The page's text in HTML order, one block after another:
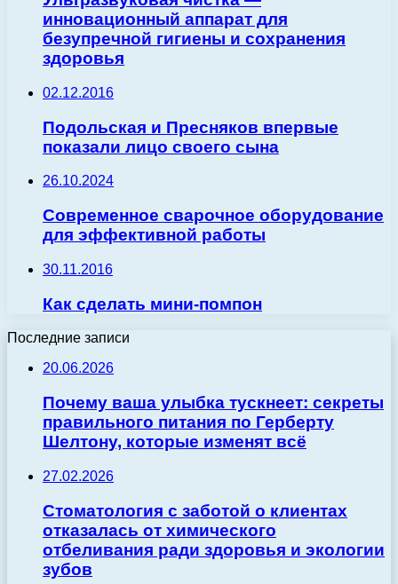
инновационный аппарат для
безупречной гигиены и сохранения
здоровья
02.12.2016
Подольская и Пресняков впервые
показали лицо своего сына
26.10.2024
Современное сварочное оборудование
для эффективной работы
30.11.2016
Как сделать мини-помпон
Последние записи
20.06.2026
Почему ваша улыбка тускнеет: секреты
правильного питания по Герберту
Шелтону, которые изменят всё
27.02.2026
Стоматология с заботой о клиентах
отказалась от химического
отбеливания ради здоровья и экологии
зубов